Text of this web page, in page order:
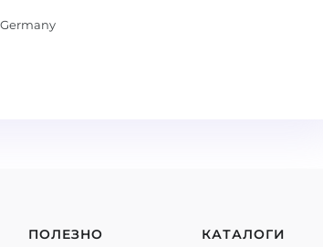
ПОЛЕЗНО КАТАЛОГИ